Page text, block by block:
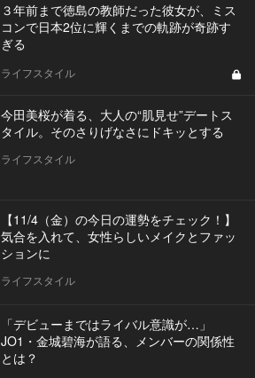
３年前まで徳島の教師だった彼女が、ミス
コンで日本2位に輝くまでの軌跡が奇跡す
ぎる
ライフスタイル
今田美桜が着る、大人の“肌見せ”デートス
タイル。そのさりげなさにドキッとする
ライフスタイル
【11/4（金）の今日の運勢をチェック！】
気合を入れて、女性らしいメイクとファッ
ションに
ライフスタイル
「デビューまではライバル意識が…」
JO1・金城碧海が語る、メンバーの関係性
とは？